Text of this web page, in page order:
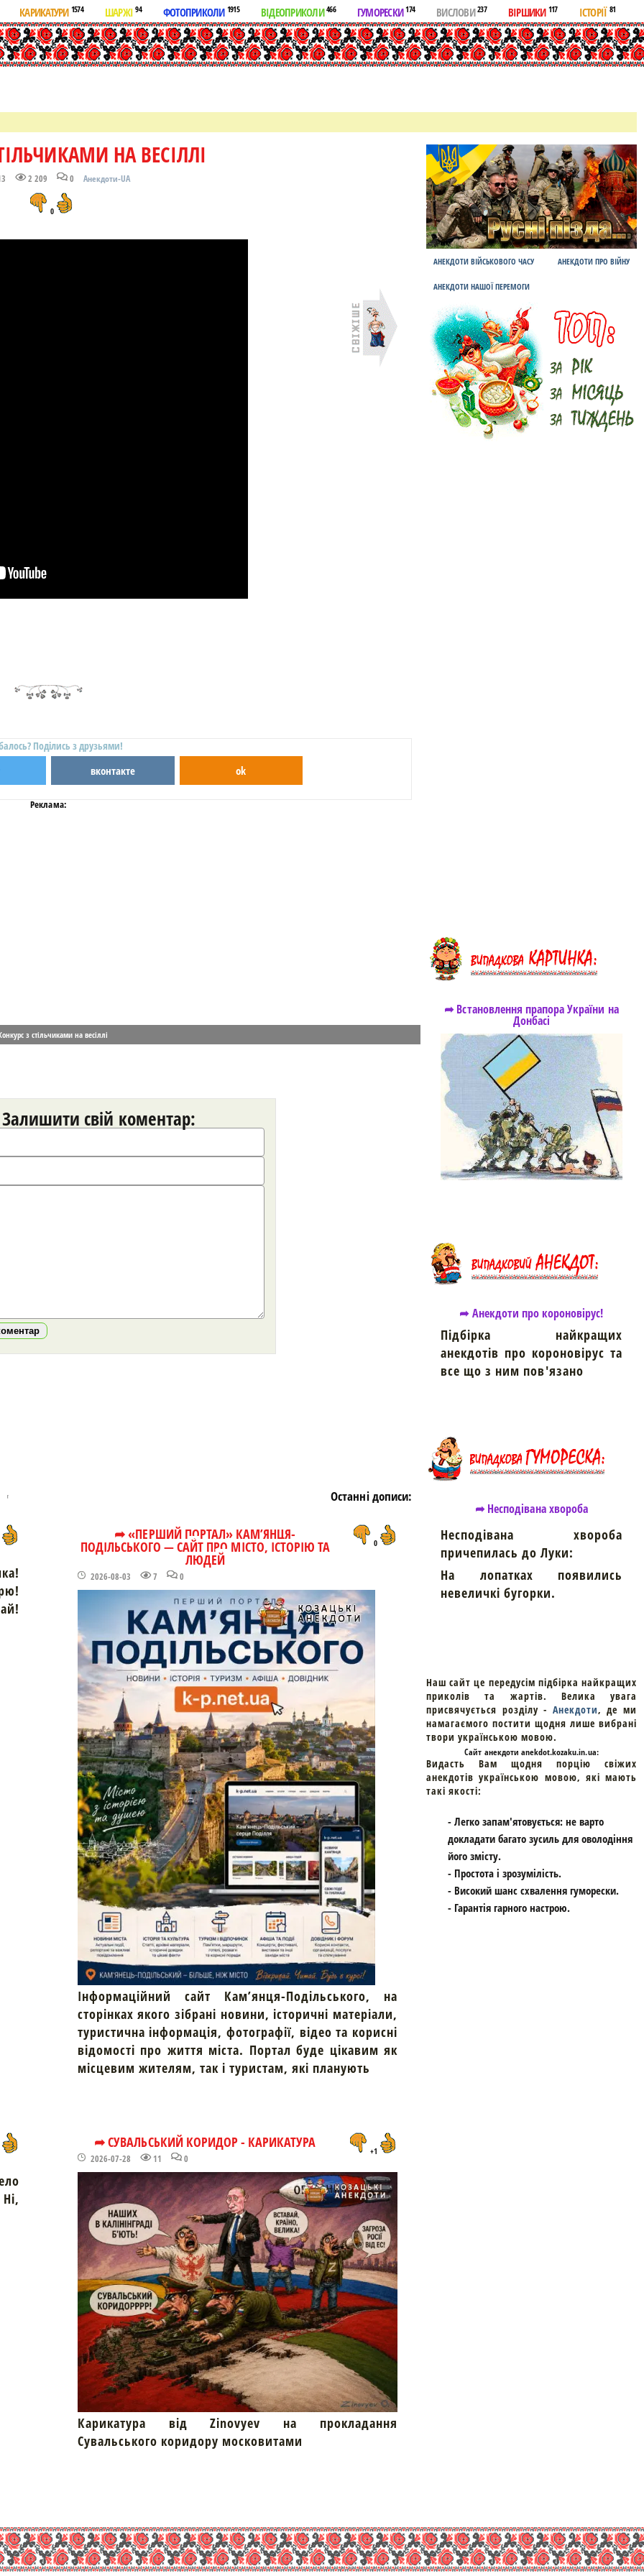
КАРИКАТУРИ 1574 ШАРЖІ94 ФОТОПРИКОЛИ 1915 ВІДЕОПРИКОЛИ466 ГУМОРЕСКИ174 ВИСЛОВИ237 ВІРШИКИ 117 ІСТОРІЇ 81
НА ВЕСІЛЛІ
2 209 0 Анекдоти-UA
0
Поділись з друзьями!
вконтакте ok
Реклама:
з стільчиками на весіллі
Залишити свій коментар:
Останні дописи:
➦ «ПЕРШИЙ ПОРТАЛ» КАМ’ЯНЦЯ-
ПОДІЛЬСЬКОГО — САЙТ ПРО МІСТО, ІСТОРІЮ ТА
ЛЮДЕЙ
2026-08-03 7 0
0
Інформаційний сайт Кам’янця-Подільського, на
сторінках якого зібрані новини, історичні матеріали,
туристична інформація, фотографії, відео та корисні
відомості про життя міста. Портал буде цікавим як
місцевим жителям, так і туристам, які планують
➦ СУВАЛЬСЬКИЙ КОРИДОР - КАРИКАТУРА
2026-07-28 11 0
+1
Карикатура від Zinovyev на прокладання
Сувальського коридору московитами
АНЕКДОТИ ВІЙСЬКОВОГО ЧАСУ АНЕКДОТИ ПРО ВІЙНУ
АНЕКДОТИ НАШОЇ ПЕРЕМОГИ
➦ Встановлення прапора України на
Донбасі
➦ Анекдоти про короновірус!
Підбірка найкращих
анекдотів про короновірус та
все що з ним пов'язано
➦ Несподівана хвороба
Несподівана хвороба
причепилась до Луки:
На лопатках появились
невеличкі бугорки.
Наш сайт це передусім підбірка найкращих
приколів та жартів. Велика увага
присвячується розділу - Анекдоти, де ми
намагаємого постити щодня лише вибрані
твори українською мовою.
Cайт анекдоти anekdot.kozaku.in.ua:
Видасть Вам щодня порцію свіжих
анекдотів українською мовою, які мають
такі якості:
- Легко запам'ятовується: не варто
докладати багато зусиль для оволодіння
його змісту.
- Простота і зрозумілість.
- Високий шанс схвалення гуморески.
- Гарантія гарного настрою.